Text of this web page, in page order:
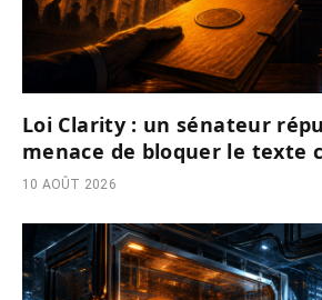
Loi Clarity : un sénateur
menace de bloquer le texte
10 AOÛT 2026